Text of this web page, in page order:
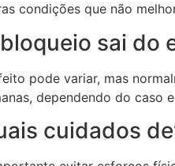
condições que não
sai do
pode variar, mas
dependendo do caso
cuidados